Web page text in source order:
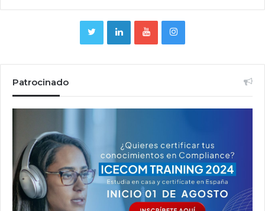
Patrocinado